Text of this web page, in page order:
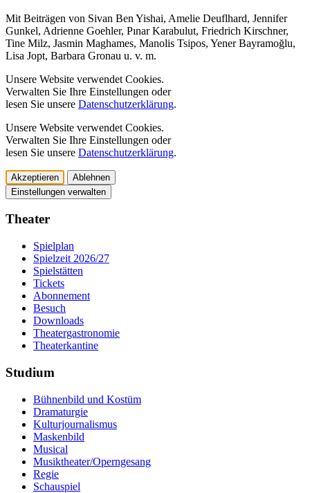
Mit Beiträgen von Sivan Ben Yishai, Amelie Deuflhard, Jennifer
Gunkel, Adrienne Goehler, Pınar Karabulut, Friedrich Kirschner,
Tine Milz, Jasmin Maghames, Manolis Tsipos, Yener Bayramoğlu,
Lisa Jopt, Barbara Gronau u. v. m.
Unsere Website verwendet Cookies.
Verwalten Sie Ihre Einstellungen oder
lesen Sie unsere Datenschutzerklärung.
Unsere Website verwendet Cookies.
Verwalten Sie Ihre Einstellungen oder
lesen Sie unsere Datenschutzerklärung.
Akzeptieren
Ablehnen
Einstellungen verwalten
Theater
Spielplan
Spielzeit 2026/27
Spielstätten
Tickets
Abonnement
Besuch
Downloads
Theatergastronomie
Theaterkantine
Studium
Bühnenbild und Kostüm
Dramaturgie
Kulturjournalismus
Maskenbild
Musical
Musiktheater/­Operngesang
Regie
Schauspiel